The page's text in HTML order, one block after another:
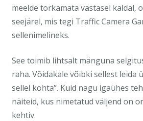
meelde torkamata vastasel kaldal,
seejärel, mis tegi Traffic Camera
sellenimelineks.
See toimib lihtsalt mänguna
raha. Võidakale võibki sellest leida
sellel kohta”. Kuid nagu igaühes
näiteid, kus nimetatud väljend on
kehtiv.